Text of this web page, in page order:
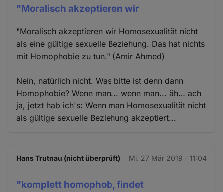
"Moralisch akzeptieren wir
"Moralisch akzeptieren wir Homosexualität nicht
als eine gültige sexuelle Beziehung. Das hat nichts
mit Homophobie zu tun." (Amir Ahmed)
Nein, natürlich nicht. Was bitte ist denn dann
Homophobie? Wenn man... wenn man... äh… ach
ja, jetzt hab ich's: Wenn man Homosexualität nicht
als gültige sexuelle Beziehung akzeptiert...
Hans Trutnau (nicht überprüft) Mi. 27 Mär 2019 - 11:04
"komplett homophob, findet